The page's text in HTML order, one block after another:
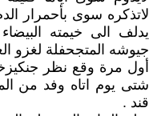
لاتذكره سوى بأحمرار
يدلف الى خيمته
جيوشه المتجحفلة لغزو
أول مرة وقع نظر
شتى يوم اتاه وفد من
قند .